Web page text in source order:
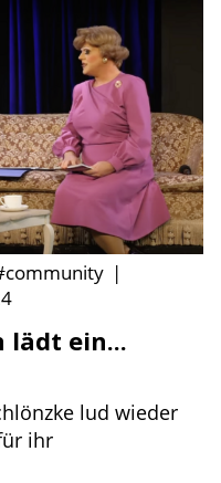
|
lädt ein...
lud wieder
ihr